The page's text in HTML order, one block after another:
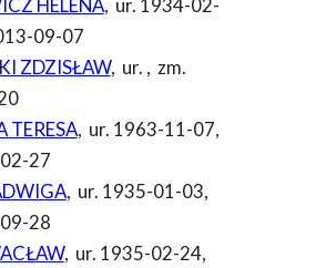
HELENA, ur. 1934-02-
09-07
ZDZISŁAW, ur. , zm.
TERESA, ur. 1963-11-07,
27
, ur. 1935-01-03,
28
, ur. 1935-02-24,